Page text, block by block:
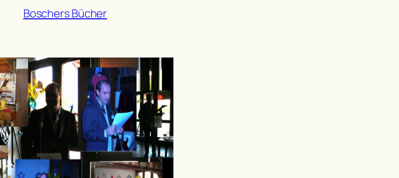
Boschers Bücher